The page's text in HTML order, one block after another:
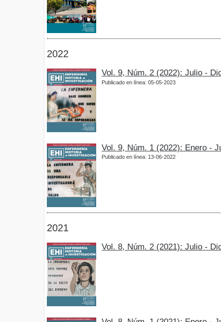
2022
Vol. 9, Núm. 2 (2022): Julio -
Publicado en línea: 05-05-2023
Vol. 9, Núm. 1 (2022): Enero -
Publicado en línea: 13-06-2022
2021
Vol. 8, Núm. 2 (2021): Julio -